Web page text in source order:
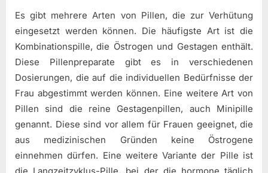
Es gibt mehrere Arten von Pillen, die zur Verhütung
eingesetzt werden können. Die häufigste Art ist die
Kombinationspille, die Östrogen und Gestagen enthält.
Diese Pillenpreparate gibt es in verschiedenen
Dosierungen, die auf die individuellen Bedürfnisse der
Frau abgestimmt werden können. Eine weitere Art von
Pillen sind die reine Gestagenpillen, auch Minipille
genannt. Diese sind vor allem für Frauen geeignet, die
aus medizinischen Gründen keine Östrogene
einnehmen dürfen. Eine weitere Variante der Pille ist